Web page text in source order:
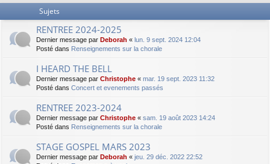
c
Sujets
RENTREE 2024-2025
Dernier message par Deborah « lun. 9 sept. 2024 12:04
Posté dans Renseignements sur la chorale
I HEARD THE BELL
Dernier message par Christophe « mar. 19 sept. 2023 11:32
Posté dans Concert et evenements passés
RENTREE 2023-2024
Dernier message par Christophe « sam. 19 août 2023 14:24
Posté dans Renseignements sur la chorale
STAGE GOSPEL MARS 2023
Dernier message par Deborah « jeu. 29 déc. 2022 22:52